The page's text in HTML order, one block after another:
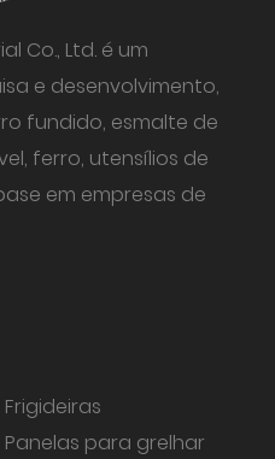
Co., Ltd. é um
e desenvolvimento,
fundido, esmalte de
ferro, utensílios de
em empresas de
Frigideiras
Panelas para grelhar